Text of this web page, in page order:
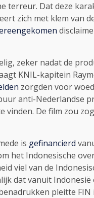
terreur. Dat deze
zich met klem van
zeker nadat de
KNIL-kapitein
zorgden voor
anti-Nederlandse
vinden. De film zou
is gefinancierd
het Indonesische
viel van de
dat vanuit
pleitte